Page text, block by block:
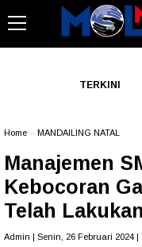
TERKINI
Home MANDAILING NATAL
Manajemen
Kebocoran
Telah
Admin | Senin, 26 Februari 2024 |